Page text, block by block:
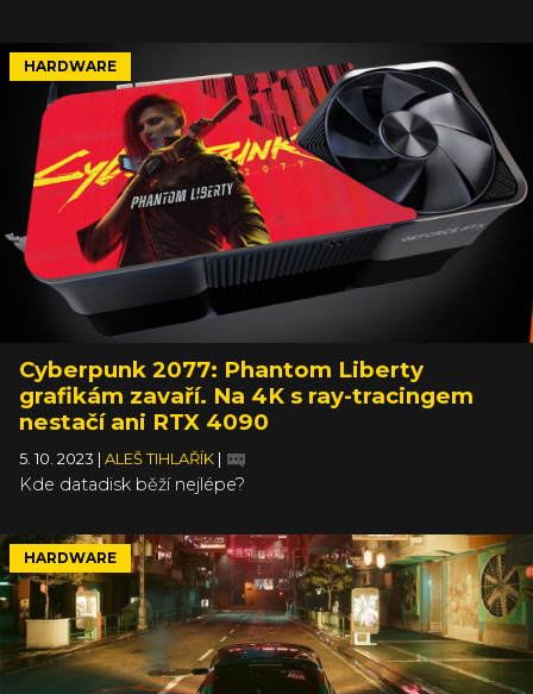
HARDWARE
Cyberpunk 2077: Phantom Liberty
grafikám zavaří. Na 4K s ray-tracingem
nestačí ani RTX 4090
5. 10. 2023 ALEŠ TIHLAŘÍK
Kde datadisk běží nejlépe?
HARDWARE